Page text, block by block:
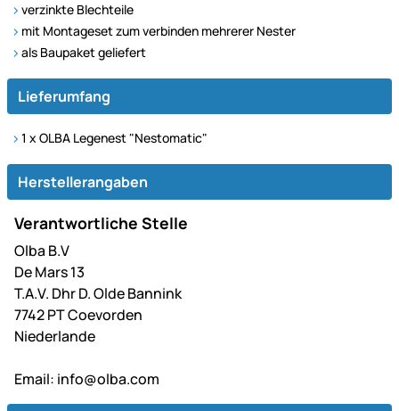
verzinkte Blechteile
mit Montageset zum verbinden mehrerer Nester
als Baupaket geliefert
Lieferumfang
1 x OLBA Legenest "Nestomatic"
Herstellerangaben
Verantwortliche Stelle
Olba B.V
De Mars 13
T.A.V. Dhr D. Olde Bannink
7742 PT Coevorden
Niederlande
Email: info@olba.com